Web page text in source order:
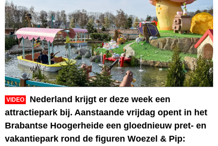
VIDEO
Nederland krijgt er deze week een
attractiepark bij. Aanstaande vrijdag opent in het
Brabantse Hoogerheide een gloednieuw pret- en
vakantiepark rond de figuren Woezel & Pip: